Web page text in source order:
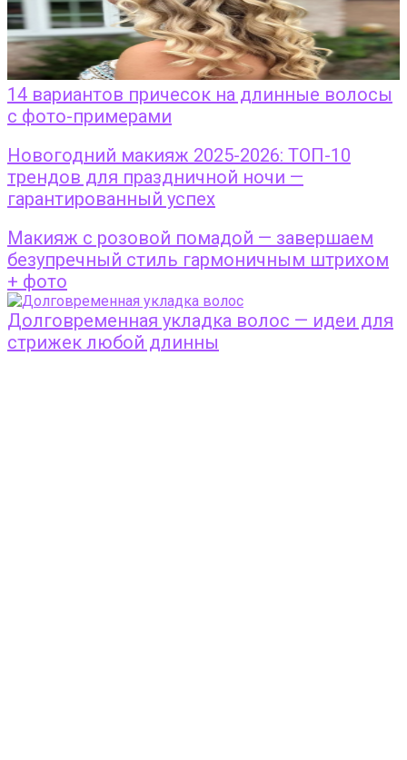
14 вариантов причесок на длинные волосы
с фото-примерами
Новогодний макияж 2025-2026: ТОП-10
трендов для праздничной ночи —
гарантированный успех
Макияж с розовой помадой — завершаем
безупречный стиль гармоничным штрихом
+ фото
Долговременная укладка волос — идеи для
стрижек любой длинны